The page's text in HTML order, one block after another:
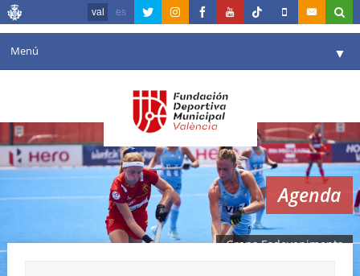
val es
Menú ▼
Agenda
Instal·lacions ▼
Comunicació ▼
▼
Agenda
Grans Esdeveniments